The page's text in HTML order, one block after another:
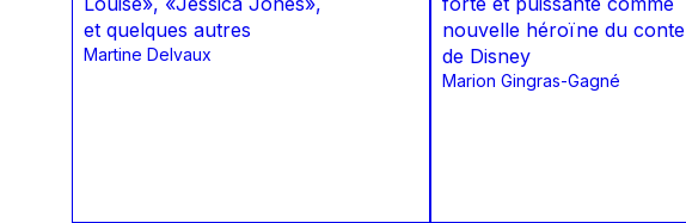
et quelques autres
Martine Delvaux
nouvelle héroïne du conte
de Disney
Marion Gingras-Gagné